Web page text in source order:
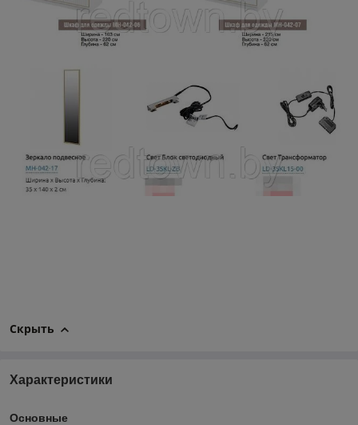
Скрыть
Характеристики
Основные